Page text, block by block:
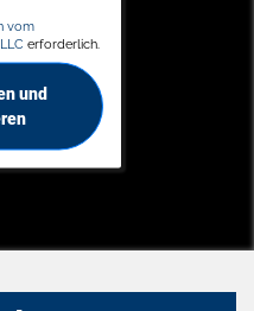
vom
erforderlich.
und